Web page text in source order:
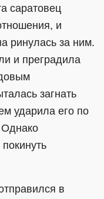
саратовец
и
ринулась за ним.
и преградила
загнать
ударила его по
Однако
в